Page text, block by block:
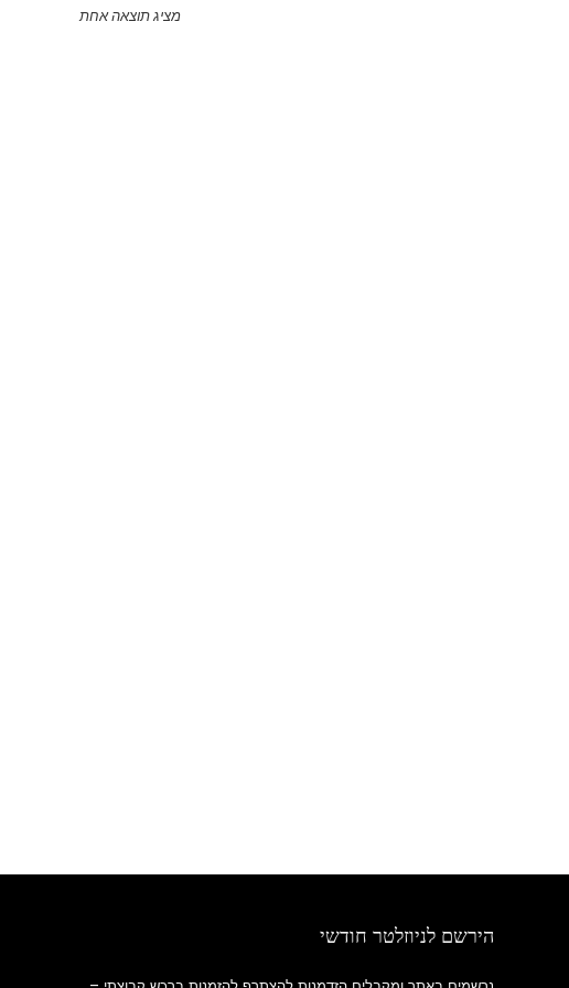
מציג תוצאה אחת
הירשם לניוזלטר חודשי